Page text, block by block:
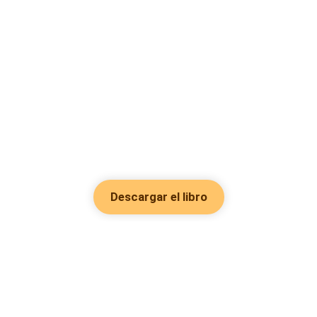
Descargar el libro